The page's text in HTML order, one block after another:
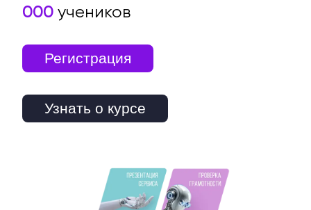
000 учеников
Регистрация
Узнать о курсе